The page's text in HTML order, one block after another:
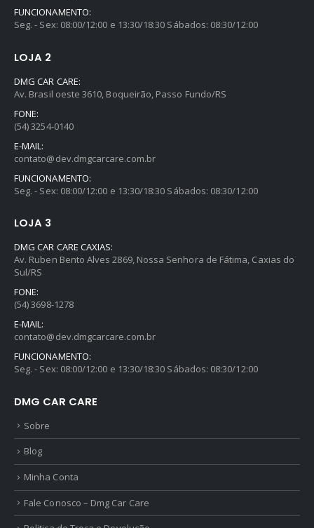
FUNCIONAMENTO:
Seg. - Sex: 08:00/12:00 e 13:30/18:30 Sábados: 08:30/12:00
LOJA 2
DMG CAR CARE:
Av. Brasil oeste 3610, Boqueirão, Passo Fundo/RS
FONE:
(54) 3254-0140
E-MAIL:
contato@dev.dmgcarcare.com.br
FUNCIONAMENTO:
Seg. - Sex: 08:00/12:00 e 13:30/18:30 Sábados: 08:30/12:00
LOJA 3
DMG CAR CARE CAXIAS:
Av. Ruben Bento Alves 2869, Nossa Senhora de Fátima, Caxias do
Sul/RS
FONE:
(54) 3698-1278
E-MAIL:
contato@dev.dmgcarcare.com.br
FUNCIONAMENTO:
Seg. - Sex: 08:00/12:00 e 13:30/18:30 Sábados: 08:30/12:00
DMG CAR CARE
Sobre
Blog
Minha Conta
Fale Conosco – Dmg Car Care